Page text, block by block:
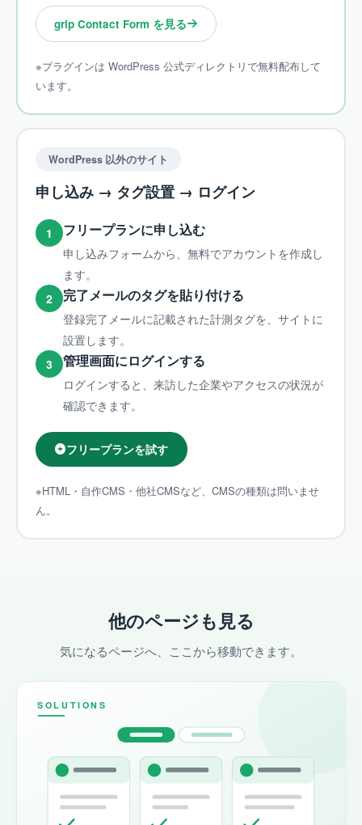
grip Contact Form を見る
※プラグインは WordPress 公式ディレクトリで無料配布して
います。
WordPress 以外のサイト
申し込み → タグ設置 → ログイン
1 フリープランに申し込む
申し込みフォームから、無料でアカウントを作成し
ます。
2
完了メールのタグを貼り付ける
登録完了メールに記載された計測タグを、サイトに
設置します。
3
管理画面にログインする
ログインすると、来訪した企業やアクセスの状況が
確認できます。
フリープランを試す
※HTML・自作CMS・他社CMSなど、CMSの種類は問いませ
ん。
他のページも見る
気になるページへ、ここから移動できます。